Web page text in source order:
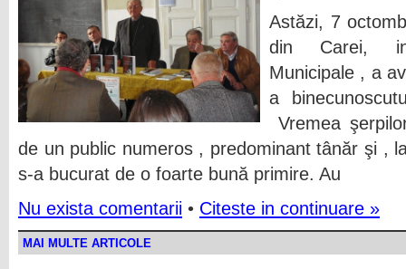
Astăzi, 7
din Carei, in
Municipale , a
a
Vremea
de un public numeros , predominant tânăr şi ,
s-a bucurat de o foarte bună primire. Au
Nu exista comentarii • Citeste in continuare »
MAI MULTE ARTICOLE